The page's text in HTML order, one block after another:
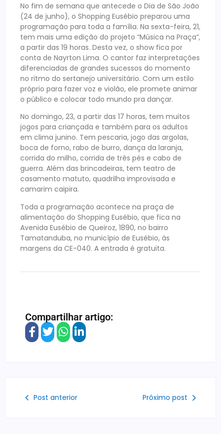
No fim de semana que antecede o Dia de São João
(24 de junho), o Shopping Eusébio preparou uma
programação para toda a família. Na sexta-feira, 21,
tem mais uma edição do projeto “Música na Praça”,
a partir das 19 horas. Desta vez, o show fica por
conta de Nayrton Lima. O cantor faz interpretações
diferenciadas de grandes sucessos do momento
no ritmo do sertanejo universitário. Com um estilo
próprio para fazer voz e violão, ele promete animar
o público e colocar todo mundo pra dançar.
No domingo, 23, a partir das 17 horas, tem muitos
jogos para criançada e também para os adultos
em clima junino. Tem pescaria, jogo das argolas,
boca de forno, rabo de burro, dança da laranja,
corrida do milho, corrida de três pés e cabo de
guerra. Além das brincadeiras, tem teatro de
casamento matuto, quadrilha improvisada e
camarim caipira.
Toda a programação acontece na praça de
alimentação do Shopping Eusébio, que fica na
Avenida Eusébio de Queiroz, 1890, no bairro
Tamatanduba, no município de Eusébio, às
margens da CE-040. A entrada é gratuita.
Compartilhar artigo:
Post anterior Próximo post